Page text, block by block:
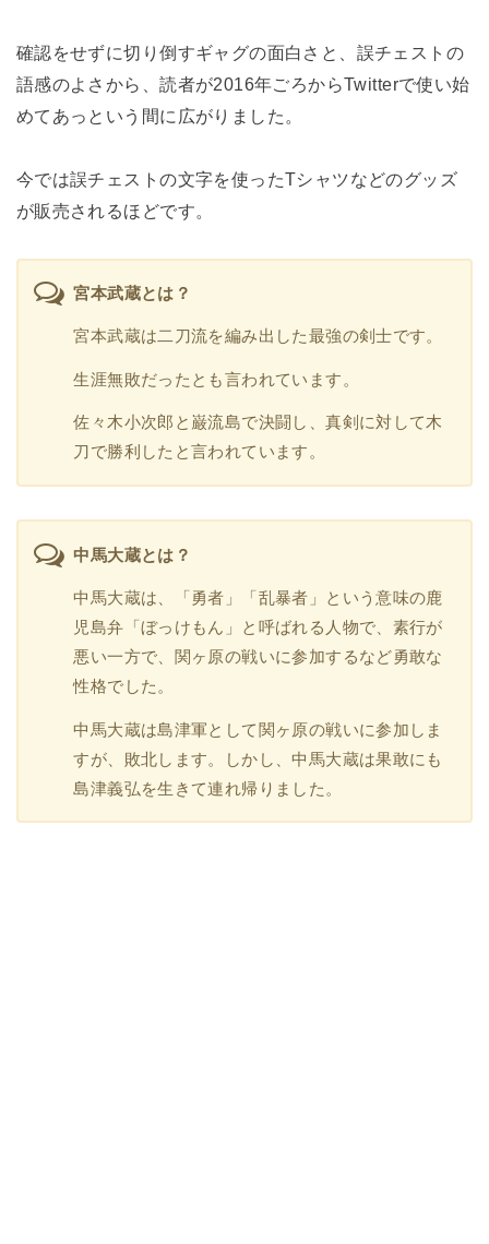
確認をせずに切り倒すギャグの面白さと、誤チェストの
語感のよさから、読者が2016年ごろからTwitterで使い始
めてあっという間に広がりました。
今では誤チェストの文字を使ったTシャツなどのグッズ
が販売されるほどです。
宮本武蔵とは？
宮本武蔵は二刀流を編み出した最強の剣士です。
生涯無敗だったとも言われています。
佐々木小次郎と巌流島で決闘し、真剣に対して木
刀で勝利したと言われています。
中馬大蔵とは？
中馬大蔵は、「勇者」「乱暴者」という意味の鹿
児島弁「ぼっけもん」と呼ばれる人物で、素行が
悪い一方で、関ヶ原の戦いに参加するなど勇敢な
性格でした。
中馬大蔵は島津軍として関ヶ原の戦いに参加しま
すが、敗北します。しかし、中馬大蔵は果敢にも
島津義弘を生きて連れ帰りました。